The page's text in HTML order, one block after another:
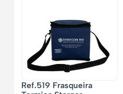
Ref.519 Frasqueira